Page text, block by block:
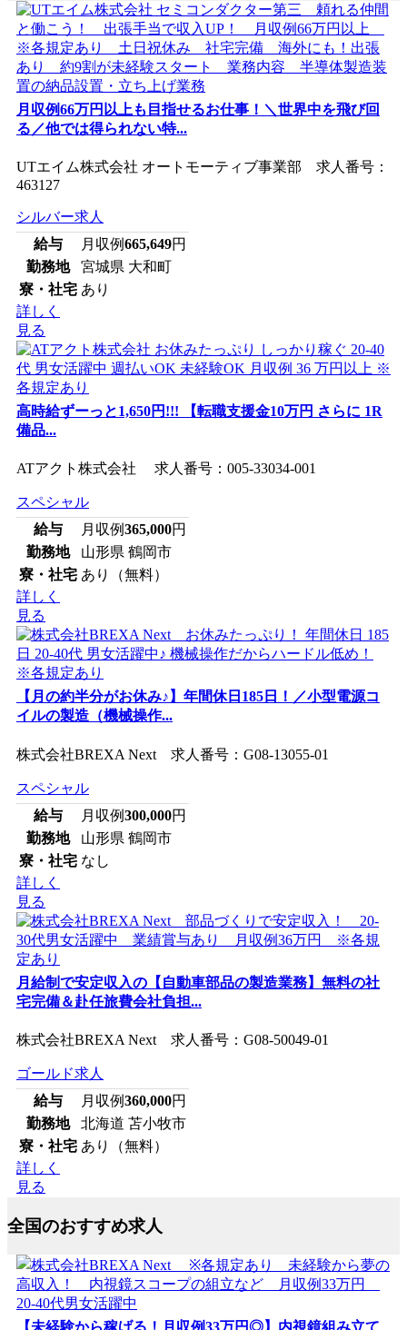
月収例66万円以上も目指せるお仕事！＼世界中を飛び回
る／他では得られない特...
UTエイム株式会社 オートモーティブ事業部 求人番号：
463127
シルバー求人
給与
月収例665,649円
勤務地
宮城県 大和町
寮・社宅 あり
詳しく
見る
高時給ずーっと1,650円!!! 【転職支援金10万円 さらに 1R
備品...
ATアクト株式会社 求人番号：005-33034-001
スペシャル
給与
月収例365,000円
勤務地
山形県 鶴岡市
寮・社宅 あり（無料）
詳しく
見る
【月の約半分がお休み♪】年間休日185日！／小型電源コ
イルの製造（機械操作...
株式会社BREXA Next 求人番号：G08-13055-01
スペシャル
給与
月収例300,000円
勤務地
山形県 鶴岡市
寮・社宅 なし
詳しく
見る
月給制で安定収入の【自動車部品の製造業務】無料の社
宅完備＆赴任旅費会社負担...
株式会社BREXA Next 求人番号：G08-50049-01
ゴールド求人
給与
月収例360,000円
勤務地
北海道 苫小牧市
寮・社宅 あり（無料）
詳しく
見る
全国のおすすめ求人